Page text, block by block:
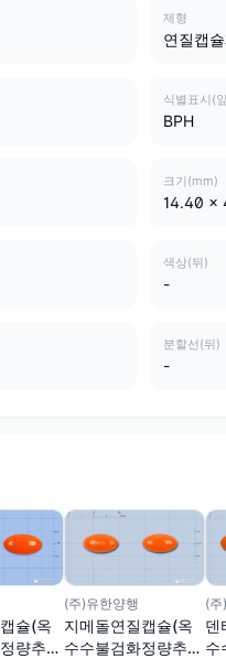
제형
연질캡
식별표시(
BPH
크기(mm)
14.40 x
색상(뒤)
-
분할선(뒤)
-
슐(옥
량추출
(주)유한양행
지메돌연질캡슐(옥
수수불검화정량추출
(주
덴
수